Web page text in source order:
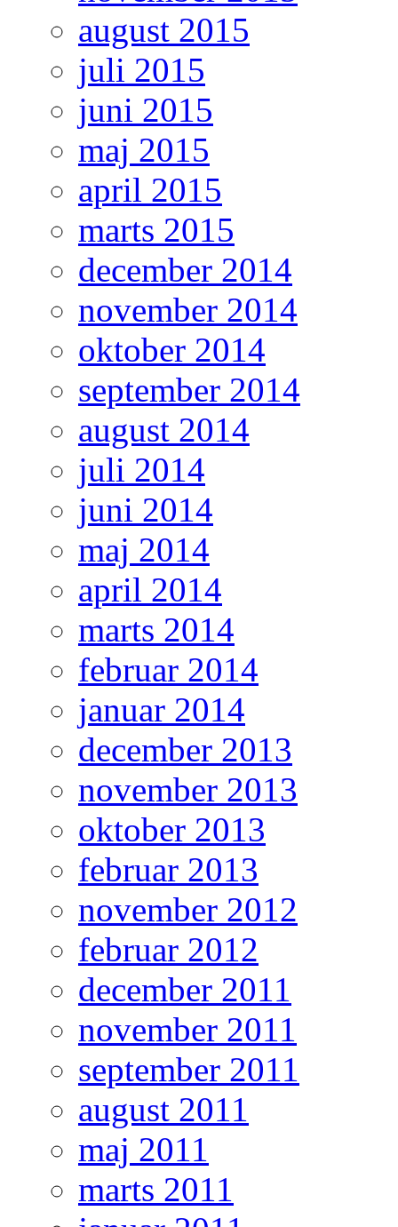
august 2015
juli 2015
juni 2015
maj 2015
april 2015
marts 2015
december 2014
november 2014
oktober 2014
september 2014
august 2014
juli 2014
juni 2014
maj 2014
april 2014
marts 2014
februar 2014
januar 2014
december 2013
november 2013
oktober 2013
februar 2013
november 2012
februar 2012
december 2011
november 2011
september 2011
august 2011
maj 2011
marts 2011